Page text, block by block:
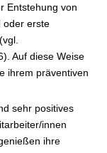
Entstehung von
oder erste
Auf diese Weise
ihrem präventiven
sehr positives
innen
ihre